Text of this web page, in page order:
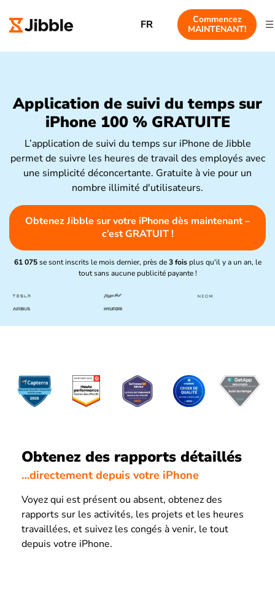
FR
Commencez
MAINTENANT!
Application de suivi du temps sur
iPhone 100 % GRATUITE
L’application de suivi du temps sur iPhone de Jibble
permet de suivre les heures de travail des employés avec
une simplicité déconcertante. Gratuite à vie pour un
nombre illimité d'utilisateurs.
Obtenez Jibble sur votre iPhone dès maintenant –
c’est GRATUIT !
61 075 se sont inscrits le mois dernier, près de 3 fois plus qu'il y a un an, le
tout sans aucune publicité payante !
Obtenez des rapports détaillés
…directement depuis votre iPhone
Voyez qui est présent ou absent, obtenez des
rapports sur les activités, les projets et les heures
travaillées, et suivez les congés à venir, le tout
depuis votre iPhone.